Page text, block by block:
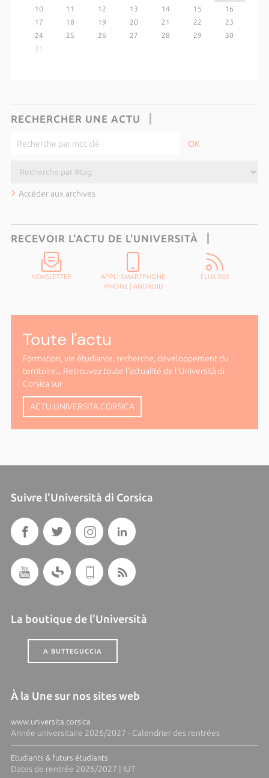
10
11 12 13 14 15
16
17
18 19 20 21 22
23
24
25 26 27 28 29
30
31
RECHERCHER UNE ACTU
Accéder aux archives
RECEVOIR L'ACTU DE L'UNIVERSITÀ
NEWSLETTER
APPLI SMARTPHONE
IPHONE| ANDROID
FLUX RSS
Toute l'actu
Formation, vie étudiante, recherche, développement du
territoire... Retrouvez toute l'actualité de l'Università di
Corsica sur
ACTU.UNIVERSITA.CORSICA
Suivre l'Università di Corsica
La boutique de l'Università
A BUTTEGUCCIA
À la Une sur nos sites web
www.universita.corsica
Année universitaire 2026/2027 - Calendrier des rentrées
Etudiants & futurs étudiants
Dates de rentrée 2026/2027 | IUT